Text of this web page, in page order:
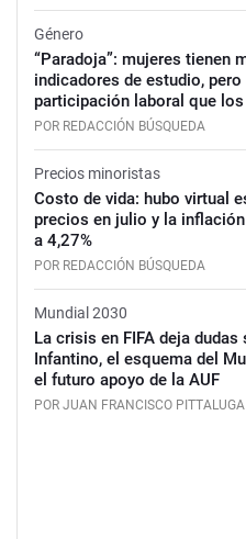
Género
“Paradoja”: mujeres tienen
indicadores de estudio, pero
participación laboral que
POR REDACCIÓN BÚSQUEDA
Precios minoristas
Costo de vida: hubo virtual
precios en julio y la
a 4,27%
POR REDACCIÓN BÚSQUEDA
Mundial 2030
La crisis en FIFA deja dudas
Infantino, el esquema del
el futuro apoyo de la AUF
POR JUAN FRANCISCO PITTALUGA